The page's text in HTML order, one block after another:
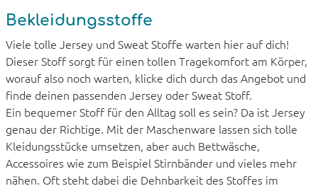
Bekleidungsstoffe
Viele tolle Jersey und Sweat Stoffe warten hier auf dich!
Dieser Stoff sorgt für einen tollen Tragekomfort am Körper,
worauf also noch warten, klicke dich durch das Angebot und
finde deinen passenden Jersey oder Sweat Stoff.
Ein bequemer Stoff für den Alltag soll es sein? Da ist Jersey
genau der Richtige. Mit der Maschenware lassen sich tolle
Kleidungsstücke umsetzen, aber auch Bettwäsche,
Accessoires wie zum Beispiel Stirnbänder und vieles mehr
nähen. Oft steht dabei die Dehnbarkeit des Stoffes im